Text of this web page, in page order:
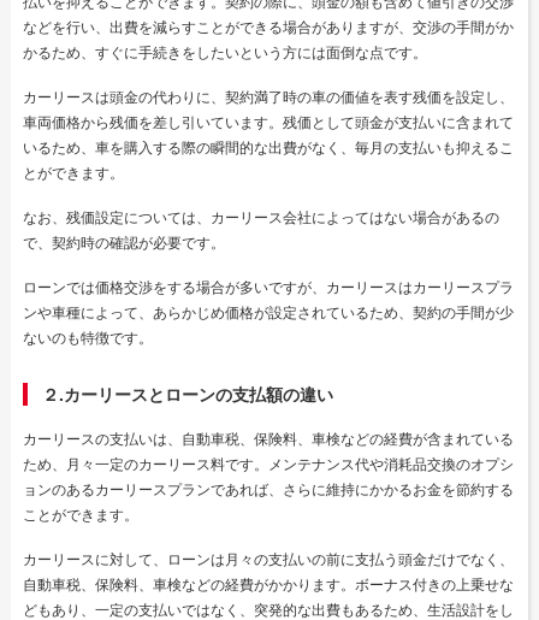
などを行い、出費を減らすことができる場合がありますが、交渉の手間がか
かるため、すぐに手続きをしたいという方には面倒な点です。
カーリースは頭金の代わりに、契約満了時の車の価値を表す残価を設定し、
車両価格から残価を差し引いています。残価として頭金が支払いに含まれて
いるため、車を購入する際の瞬間的な出費がなく、毎月の支払いも抑えるこ
とができます。
なお、残価設定については、カーリース会社によってはない場合があるの
で、契約時の確認が必要です。
ローンでは価格交渉をする場合が多いですが、カーリースはカーリースプラ
ンや車種によって、あらかじめ価格が設定されているため、契約の手間が少
ないのも特徴です。
２.カーリースとローンの支払額の違い
カーリースの支払いは、自動車税、保険料、車検などの経費が含まれている
ため、月々一定のカーリース料です。メンテナンス代や消耗品交換のオプシ
ョンのあるカーリースプランであれば、さらに維持にかかるお金を節約する
ことができます。
カーリースに対して、ローンは月々の支払いの前に支払う頭金だけでなく、
自動車税、保険料、車検などの経費がかかります。ボーナス付きの上乗せな
どもあり、一定の支払いではなく、突発的な出費もあるため、生活設計をし